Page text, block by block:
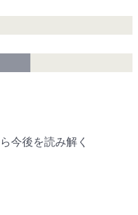
今後を読み解く